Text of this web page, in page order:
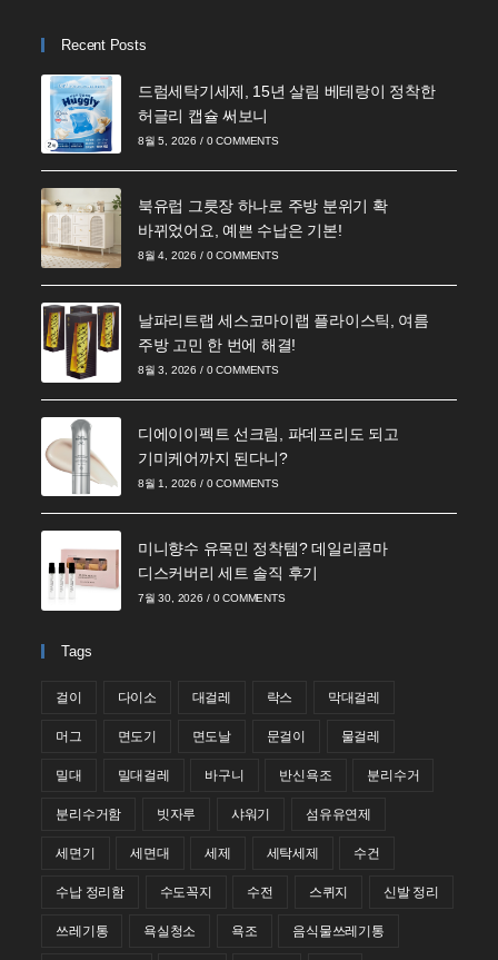
Recent Posts
드럼세탁기세제, 15년 살림 베테랑이 정착한
허글리 캡슐 써보니
8월 5, 2026 / 0 COMMENTS
북유럽 그릇장 하나로 주방 분위기 확
바뀌었어요, 예쁜 수납은 기본!
8월 4, 2026 / 0 COMMENTS
날파리트랩 세스코마이랩 플라이스틱, 여름
주방 고민 한 번에 해결!
8월 3, 2026 / 0 COMMENTS
디에이이펙트 선크림, 파데프리도 되고
기미케어까지 된다니?
8월 1, 2026 / 0 COMMENTS
미니향수 유목민 정착템? 데일리콤마
디스커버리 세트 솔직 후기
7월 30, 2026 / 0 COMMENTS
Tags
걸이 다이소 대걸레 락스 막대걸레
머그 면도기 면도날 문걸이 물걸레
밀대 밀대걸레 바구니 반신욕조 분리수거
분리수거함 빗자루 샤워기 섬유유연제
세면기 세면대 세제 세탁세제 수건
수납 정리함 수도꼭지 수전 스퀴지 신발 정리
쓰레기통 욕실청소 욕조 음식물쓰레기통